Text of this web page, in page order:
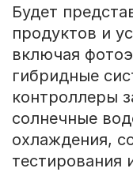
Будет
продуктов и
включая
гибридные
контроллеры
солнечные
охлаждения,
тестирования